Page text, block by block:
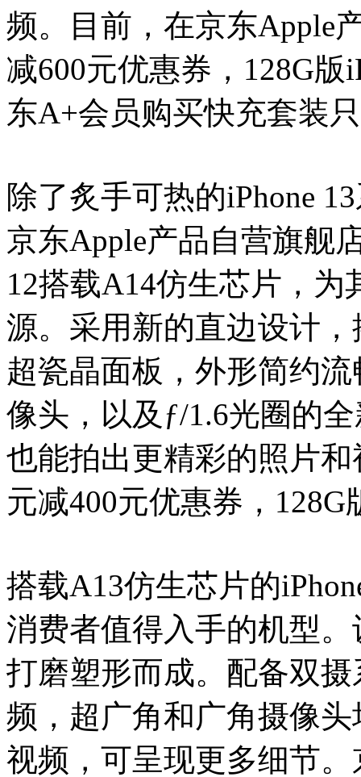
频。目前，在京东Apple
减600元优惠券，128G版
东A+会员购买快充套装
除了炙手可热的iPhone
京东Apple产品自营旗舰
12搭载A14仿生芯片，
源。采用新的直边设计
超瓷晶面板，外形简约
像头，以及ƒ/1.6光圈的
也能拍出更精彩的照片
元减400元优惠券，128G
搭载A13仿生芯片的
消费者值得入手的机型
打磨塑形而成。配备双
频，超广角和广角摄像
视频，可呈现更多细节。